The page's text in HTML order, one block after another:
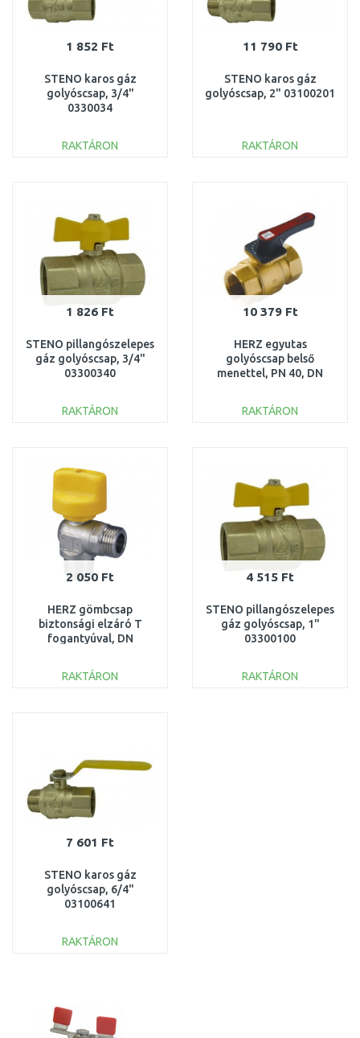
1 852 Ft
STENO karos gáz
golyóscsap, 3/4"
0330034
RAKTÁRON
11 790 Ft
STENO karos gáz
golyóscsap, 2" 03100201
RAKTÁRON
1 826 Ft
STENO pillangószelepes
gáz golyóscsap, 3/4"
03300340
RAKTÁRON
10 379 Ft
HERZ egyutas
golyóscsap belső
menettel, PN 40, DN
RAKTÁRON
2 050 Ft
HERZ gömbcsap
biztonsági elzáró T
fogantyúval, DN
RAKTÁRON
4 515 Ft
STENO pillangószelepes
gáz golyóscsap, 1"
03300100
RAKTÁRON
7 601 Ft
STENO karos gáz
golyóscsap, 6/4"
03100641
RAKTÁRON